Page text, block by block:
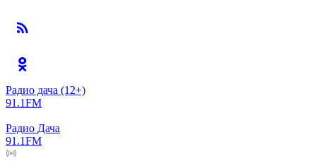
Радио дача (12+)
91.1FM
Радио Дача
91.1FM